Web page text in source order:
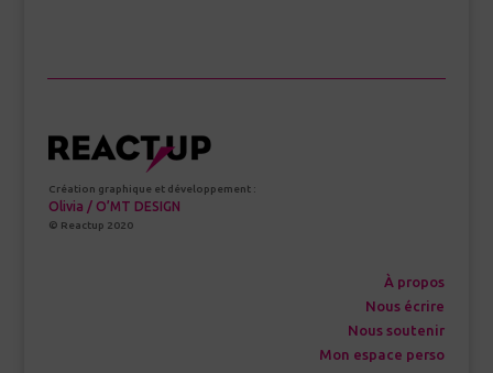
Création graphique et développement :
Olivia / O’MT DESIGN
© Reactup 2020
À propos
Nous écrire
Nous soutenir
Mon espace perso